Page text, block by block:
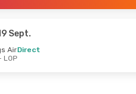
Sept.
AirDirect
LOP